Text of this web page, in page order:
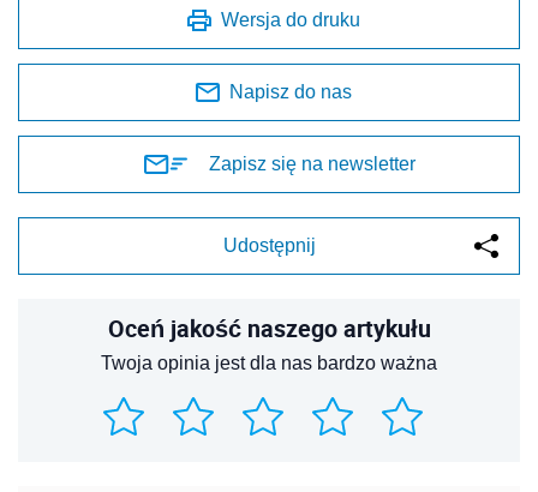
Wersja do druku
Napisz do nas
Zapisz się na newsletter
Udostępnij
Oceń jakość naszego artykułu
Twoja opinia jest dla nas bardzo ważna